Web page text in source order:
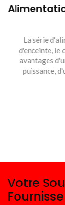
La série
d'enceinte, le
avantages
puissance,
Votre